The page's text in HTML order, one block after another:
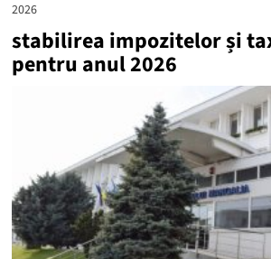
2026
stabilirea impozitelor și
pentru anul 2026